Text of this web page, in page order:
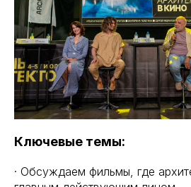
Ключевые темы:
· Обсуждаем фильмы, где